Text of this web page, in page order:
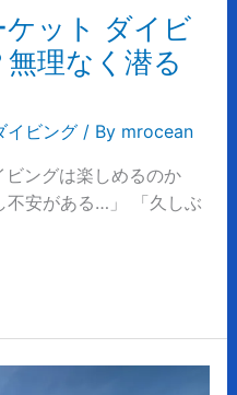
ケット ダイビ
理なく潜る
イビング/ By mrocean
ビングは楽しめるのか
不安がある…」 「久しぶ